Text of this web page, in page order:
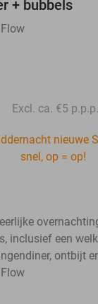
+ bubbels
Excl. ca. €5
nieuwe
snel, op = op!
inclusief een
ontbijt